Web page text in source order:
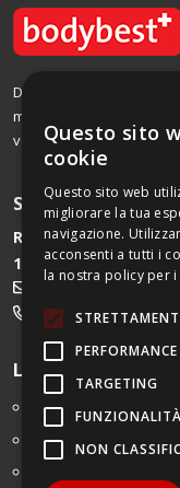
Dal 2002, la
motivo per cui offriamo
vostra vita.
SERVIZIO CLIENTI
Route de Begnins 27
1196 Gland
022 552 00 90
Link utili
Impressum
Le condizioni
Questo sito
cookie
Questo sito web
migliorare la tua
navigazione.
acconsenti a tutti i
la nostra policy per i
PERFORMANCE
TARGETING
FUNZIONALITÀ
NON